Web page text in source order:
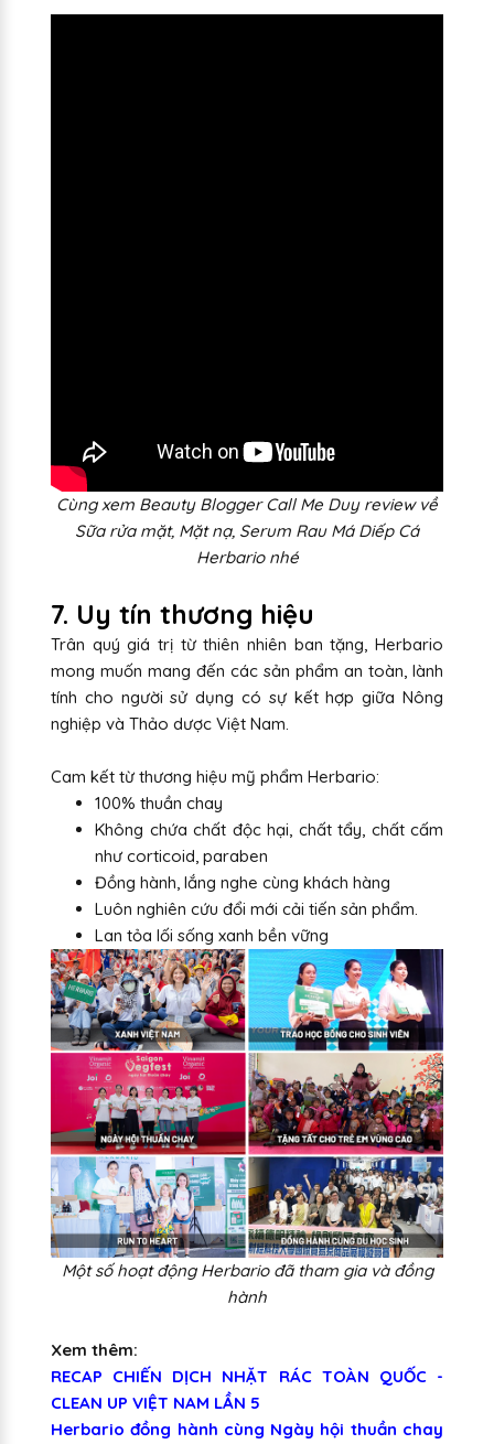
Cùng xem Beauty Blogger Call Me Duy review về
Sữa rửa mặt, Mặt nạ, Serum Rau Má Diếp Cá
Herbario nhé
7. Uy tín thương hiệu
Trân quý giá trị từ thiên nhiên ban tặng, Herbario
mong muốn mang đến các sản phẩm an toàn, lành
tính cho người sử dụng có sự kết hợp giữa Nông
nghiệp và Thảo dược Việt Nam.
Cam kết từ thương hiệu mỹ phẩm Herbario:
100% thuần chay
Không chứa chất độc hại, chất tẩy, chất cấm
như corticoid, paraben
Đồng hành, lắng nghe cùng khách hàng
Luôn nghiên cứu đổi mới cải tiến sản phẩm.
Lan tỏa lối sống xanh bền vững
Một số hoạt động Herbario đã tham gia và đồng
hành
Xem thêm:
RECAP CHIẾN DỊCH NHẶT RÁC TOÀN QUỐC -
CLEAN UP VIỆT NAM LẦN 5
Herbario đồng hành cùng Ngày hội thuần chay